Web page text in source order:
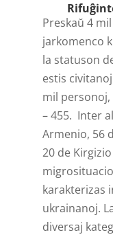
Preskaŭ 4
jarkomenco
la statuson
estis
mil personoj,
– 455. Inter
Armenio, 56
20 de
karakterizas
ukrainanoj.
diversaj